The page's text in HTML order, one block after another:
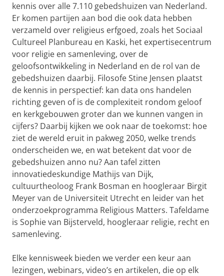
kennis over alle 7.110 gebedshuizen van Nederland.
Er komen partijen aan bod die ook data hebben
verzameld over religieus erfgoed, zoals het Sociaal
Cultureel Planbureau en Kaski, het expertisecentrum
voor religie en samenleving, over de
geloofsontwikkeling in Nederland en de rol van de
gebedshuizen daarbij. Filosofe Stine Jensen plaatst
de kennis in perspectief: kan data ons handelen
richting geven of is de complexiteit rondom geloof
en kerkgebouwen groter dan we kunnen vangen in
cijfers? Daarbij kijken we ook naar de toekomst: hoe
ziet de wereld eruit in pakweg 2050, welke trends
onderscheiden we, en wat betekent dat voor de
gebedshuizen anno nu? Aan tafel zitten
innovatiedeskundige Mathijs van Dijk,
cultuurtheoloog Frank Bosman en hoogleraar Birgit
Meyer van de Universiteit Utrecht en leider van het
onderzoekprogramma Religious Matters. Tafeldame
is Sophie van Bijsterveld, hoogleraar religie, recht en
samenleving.
Elke kennisweek bieden we verder een keur aan
lezingen, webinars, video’s en artikelen, die op elk